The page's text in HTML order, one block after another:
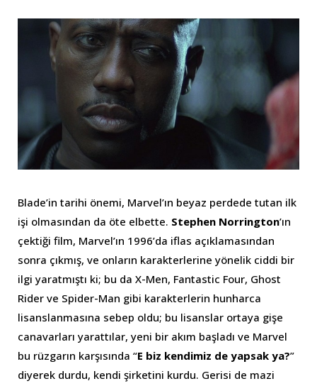
Blade’in tarihi önemi, Marvel’ın beyaz perdede tutan ilk
işi olmasından da öte elbette. Stephen Norrington’ın
çektiği film, Marvel’ın 1996’da iflas açıklamasından
sonra çıkmış, ve onların karakterlerine yönelik ciddi bir
ilgi yaratmıştı ki; bu da X-Men, Fantastic Four, Ghost
Rider ve Spider-Man gibi karakterlerin hunharca
lisanslanmasına sebep oldu; bu lisanslar ortaya gişe
canavarları yarattılar, yeni bir akım başladı ve Marvel
bu rüzgarın karşısında “E biz kendimiz de yapsak ya?”
diyerek durdu, kendi şirketini kurdu. Gerisi de mazi